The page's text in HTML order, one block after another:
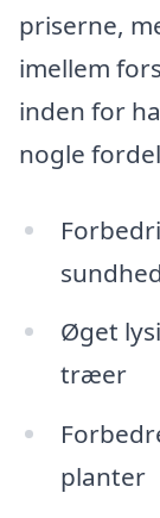
priserne,
imellem
inden for
nogle
sundhed
Øget
træer
planter